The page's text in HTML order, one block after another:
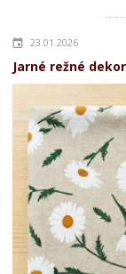
23.01.2026
Jarné režné